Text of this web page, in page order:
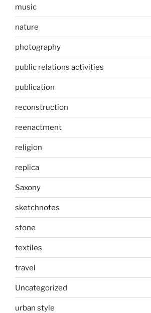
music
nature
photography
public relations activities
publication
reconstruction
reenactment
religion
replica
Saxony
sketchnotes
stone
textiles
travel
Uncategorized
urban style